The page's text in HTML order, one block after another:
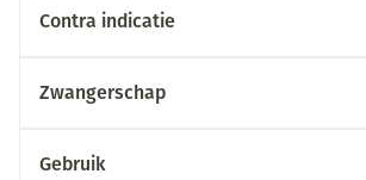
Contra indicatie
Zwangerschap
Gebruik